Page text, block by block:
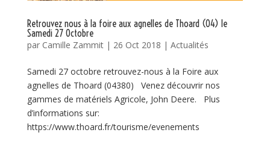
Retrouvez nous à la foire aux agnelles de Thoard (04) le
Samedi 27 Octobre
par Camille Zammit| 26 Oct 2018 | Actualités
Samedi 27 octobre retrouvez-nous à la Foire aux
agnelles de Thoard (04380) Venez découvrir nos
gammes de matériels Agricole, John Deere. Plus
d’informations sur:
https://www.thoard.fr/tourisme/evenements